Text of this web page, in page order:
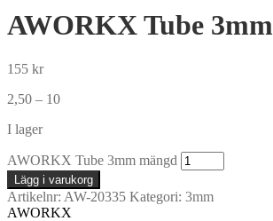
AWORKX Tube 3mm
155 kr
2,50 – 10
I lager
AWORKX Tube 3mm mängd
Lägg i varukorg
Artikelnr: AW-20335 Kategori: 3mm
AWORKX